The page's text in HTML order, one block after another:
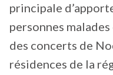
principale
personnes
des concerts de
résidences de la